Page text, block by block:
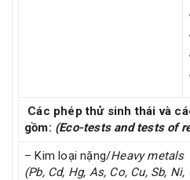
Các phép thử sinh thái và
gồm: (Eco-tests and tests of
– Kim loại nặng/Heavy metals
(Pb, Cd, Hg, As, Co, Cu, Sb, Ni,